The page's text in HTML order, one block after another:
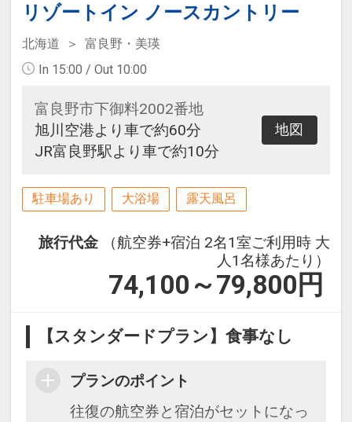
リゾートイン ノースカントリー
北海道
富良野・美瑛
In 15:00 / Out 10:00
富良野市下御料2002番地
旭川空港より車で約60分
JR富良野駅より車で約10分
地図
駐車場あり 大浴場 露天風呂
旅行代金
（航空券+宿泊 2名1室ご利用時 大
人1名様あたり）
74,100～79,800 円
【スタンダードプラン】食事なし
プランのポイント
往復の航空券と宿泊がセットになっ